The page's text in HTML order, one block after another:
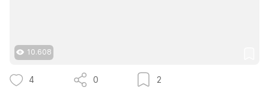
10.608
4 0 2